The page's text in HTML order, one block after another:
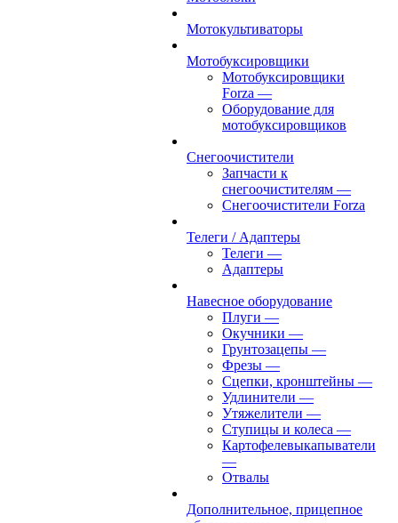
Мотокультиваторы
Мотобуксировщики
Мотобуксировщики
Forza —
Оборудование для
мотобуксировщиков
Снегоочистители
Запчасти к
снегоочистителям —
Снегоочистители Forza
Телеги / Адаптеры
Телеги —
Адаптеры
Навесное оборудование
Плуги —
Окучники —
Грунтозацепы —
Фрезы —
Сцепки, кронштейны —
Удлинители —
Утяжелители —
Ступицы и колеса —
Картофелевыкапыватели
—
Отвалы
Дополнительное, прицепное